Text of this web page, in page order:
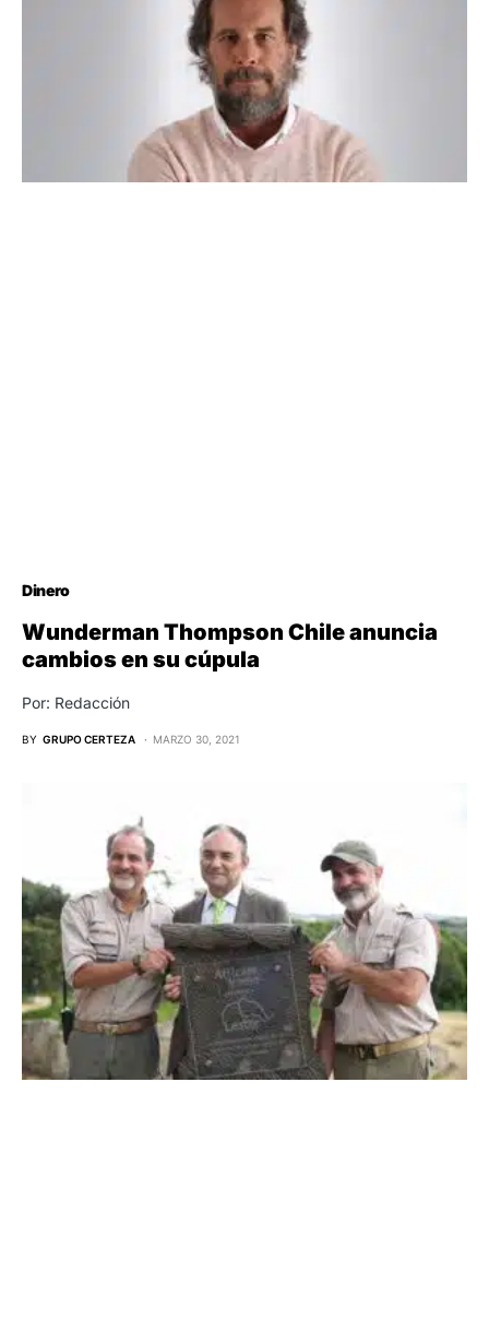
Dinero
Wunderman Thompson Chile anuncia
cambios en su cúpula
Por: Redacción
BY GRUPO CERTEZA MARZO 30, 2021